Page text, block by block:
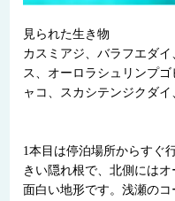
見られた生き物
カスミアジ、バラフエダ
ス、オーロラシュリンプ
ャコ、スカシテンジクダ
1本目は停泊場所からすぐ
きい隠れ根で、北側には
面白い地形です。浅瀬の